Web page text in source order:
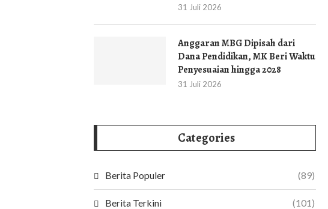
31 Juli 2026
Anggaran MBG Dipisah dari
Dana Pendidikan, MK Beri Waktu
Penyesuaian hingga 2028
31 Juli 2026
Categories
Berita Populer (89)
Berita Terkini (101)